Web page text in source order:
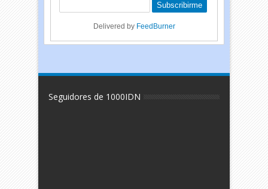
Delivered by FeedBurner
Seguidores de 1000IDN